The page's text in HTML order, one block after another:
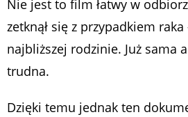
Nie jest to film łatwy w
zetknął się z przypadkiem
najbliższej rodzinie. Już sama
trudna.
Dzięki temu jednak ten